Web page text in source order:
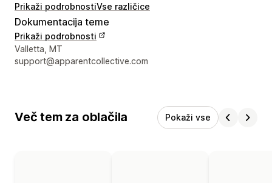
Prikaži podrobnostiVse različice
Dokumentacija teme
Prikaži podrobnosti
Podatki za stik z oblikovalcem
Valletta, MT
support@apparentcollective.com
Več tem za oblačila Pokaži vse